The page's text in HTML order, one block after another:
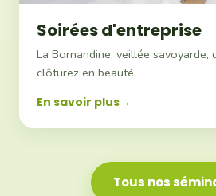
Soirées d'entreprise
La Bornandine, veillée savoyarde,
clôturez en beauté.
En savoir plus
Tous nos